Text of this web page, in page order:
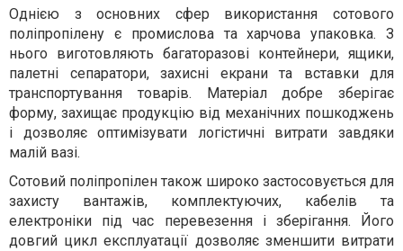
Однією з основних сфер використання сотового
поліпропілену є промислова та харчова упаковка. З
нього виготовляють багаторазові контейнери, ящики,
палетні сепаратори, захисні екрани та вставки для
транспортування товарів. Матеріал добре зберігає
форму, захищає продукцію від механічних пошкоджень
і дозволяє оптимізувати логістичні витрати завдяки
малій вазі.
Сотовий поліпропілен також широко застосовується для
захисту вантажів, комплектуючих, кабелів та
електроніки під час перевезення і зберігання. Його
довгий цикл експлуатації дозволяє зменшити витрати